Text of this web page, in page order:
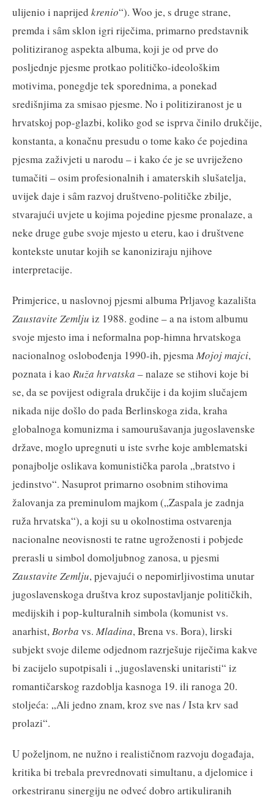
ulijenio i naprijed krenio“). Woo je, s druge strane,
premda i sȃm sklon igri riječima, primarno predstavnik
politiziranog aspekta albuma, koji je od prve do
posljednje pjesme protkao političko-ideološkim
motivima, ponegdje tek sporednima, a ponekad
središnjima za smisao pjesme. No i politiziranost je u
hrvatskoj pop-glazbi, koliko god se isprva činilo drukčije,
konstanta, a konačnu presudu o tome kako će pojedina
pjesma zaživjeti u narodu – i kako će je se uvriježeno
tumačiti – osim profesionalnih i amaterskih slušatelja,
uvijek daje i sȃm razvoj društveno-političke zbilje,
stvarajući uvjete u kojima pojedine pjesme pronalaze, a
neke druge gube svoje mjesto u eteru, kao i društvene
kontekste unutar kojih se kanoniziraju njihove
interpretacije.
Primjerice, u naslovnoj pjesmi albuma Prljavog kazališta
Zaustavite Zemlju iz 1988. godine – a na istom albumu
svoje mjesto ima i neformalna pop-himna hrvatskoga
nacionalnog oslobođenja 1990-ih, pjesmaMojoj majci,
poznata i kao Ruža hrvatska – nalaze se stihovi koje bi
se, da se povijest odigrala drukčije i da kojim slučajem
nikada nije došlo do pada Berlinskoga zida, kraha
globalnoga komunizma i samourušavanja jugoslavenske
države, moglo upregnuti u iste svrhe koje amblematski
ponajbolje oslikava komunistička parola „bratstvo i
jedinstvo“. Nasuprot primarno osobnim stihovima
žalovanja za preminulom majkom („Zaspala je zadnja
ruža hrvatska“), a koji su u okolnostima ostvarenja
nacionalne neovisnosti te ratne ugroženosti i pobjede
prerasli u simbol domoljubnog zanosa, u pjesmi
Zaustavite Zemlju, pjevajući o nepomirljivostima unutar
jugoslavenskoga društva kroz supostavljanje političkih,
medijskih i pop-kulturalnih simbola (komunist vs.
anarhist,Borba vs. Mladina, Brena vs. Bora), lirski
subjekt svoje dileme odjednom razrješuje riječima kakve
bi zacijelo supotpisali i „jugoslavenski unitaristi“ iz
romantičarskog razdoblja kasnoga 19. ili ranoga 20.
stoljeća: „Ali jedno znam, kroz sve nas / Ista krv sad
prolazi“.
U poželjnom, ne nužno i realističnom razvoju događaja,
kritika bi trebala prevrednovati simultanu, a djelomice i
orkestriranu sinergiju ne odveć dobro artikuliranih